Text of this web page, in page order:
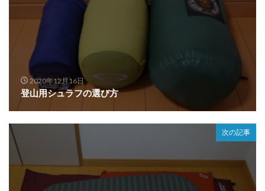
2020年12月16日
登山用シュラフの選び方
次の記事